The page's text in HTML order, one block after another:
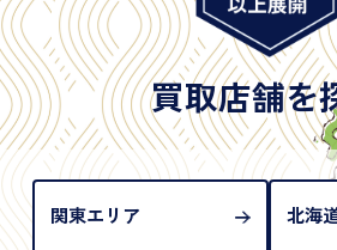
※日本国政府発行のもの
※2020年2月4日以降に申請さ
は「所持人記入欄（住所記載
め、単体では古物営業法上の
められない（住所確認ができ
が必要となります
買取店舗を
関東エリア 北海